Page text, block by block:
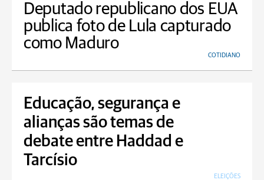
Deputado republicano dos EUA
publica foto de Lula capturado
como Maduro
COTIDIANO
Educação, segurança e
alianças são temas de
debate entre Haddad e
Tarcísio
ELEIÇÕES